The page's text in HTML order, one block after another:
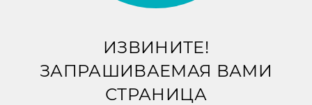
ИЗВИНИТЕ!
ЗАПРАШИВАЕМАЯ ВАМИ
СТРАНИЦА